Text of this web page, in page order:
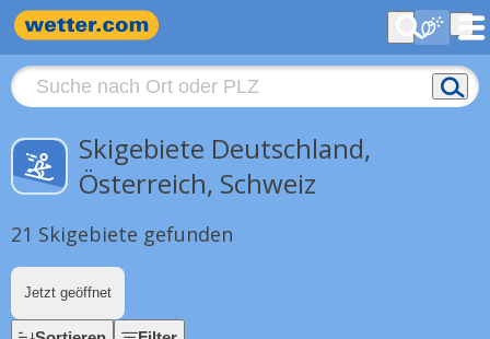
Skigebiete Deutschland,
Österreich, Schweiz
21 Skigebiete gefunden
Jetzt geöffnet